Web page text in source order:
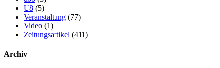
U8 (5)
Veranstaltung (77)
Video (1)
Zeitungsartikel (411)
Archiv